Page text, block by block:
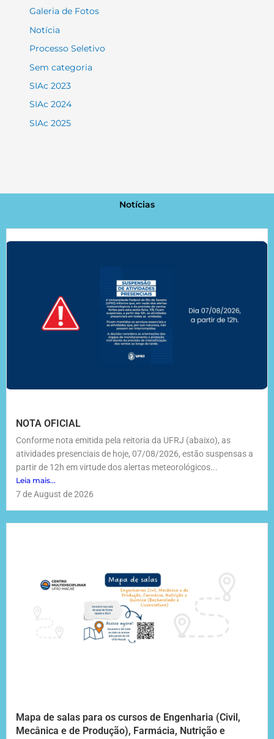
Galeria de Fotos
Notícia
Processo Seletivo
Sem categoria
SIAc 2023
SIAc 2024
SIAc 2025
Notícias
NOTA OFICIAL
Conforme nota emitida pela reitoria da UFRJ (abaixo), as
atividades presenciais de hoje, 07/08/2026, estão suspensas a
partir de 12h em virtude dos alertas meteorológicos...
Leia mais...
7 de August de 2026
Mapa de salas para os cursos de Engenharia (Civil,
Mecânica e de Produção), Farmácia, Nutrição e